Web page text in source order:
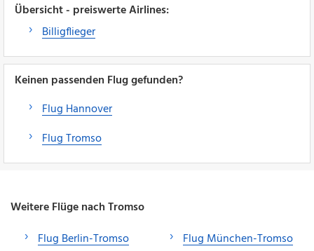
Übersicht - preiswerte Airlines:
Billigflieger
Keinen passenden Flug gefunden?
Flug Hannover
Flug Tromso
Weitere Flüge nach Tromso
Flug Berlin-Tromso
Flug München-Tromso